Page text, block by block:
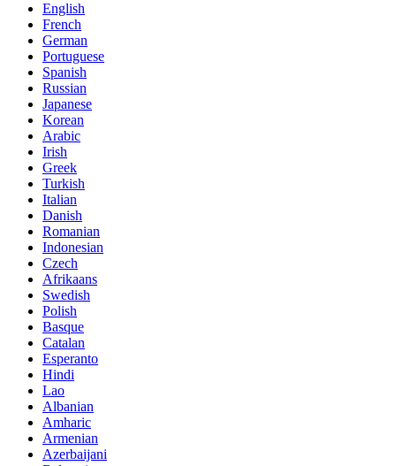
English
French
German
Portuguese
Spanish
Russian
Japanese
Korean
Arabic
Irish
Greek
Turkish
Italian
Danish
Romanian
Indonesian
Czech
Afrikaans
Swedish
Polish
Basque
Catalan
Esperanto
Hindi
Lao
Albanian
Amharic
Armenian
Azerbaijani